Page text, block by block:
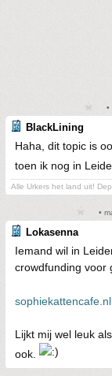
BlackLining
Haha, dit topic is
toen ik nog in
Alle Urkers het land uit!
•
Lokasenna
Iemand wil in
crowdfunding voor
sophiekattencafe.nl
Lijkt mij wel leuk
ook.